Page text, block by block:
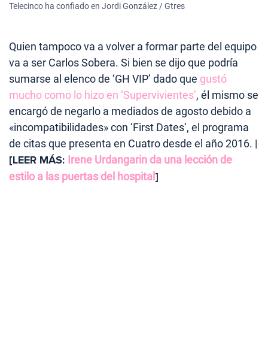
Telecinco ha confiado en Jordi González / Gtres
Quien tampoco va a volver a formar parte del equipo
va a ser Carlos Sobera. Si bien se dijo que podría
sumarse al elenco de ‘GH VIP’ dado que gustó
mucho como lo hizo en ‘Supervivientes’, él mismo se
encargó de negarlo a mediados de agosto debido a
«incompatibilidades» con ‘First Dates’, el programa
de citas que presenta en Cuatro desde el año 2016. |
[LEER MÁS: Irene Urdangarin da una lección de
estilo a las puertas del hospital]